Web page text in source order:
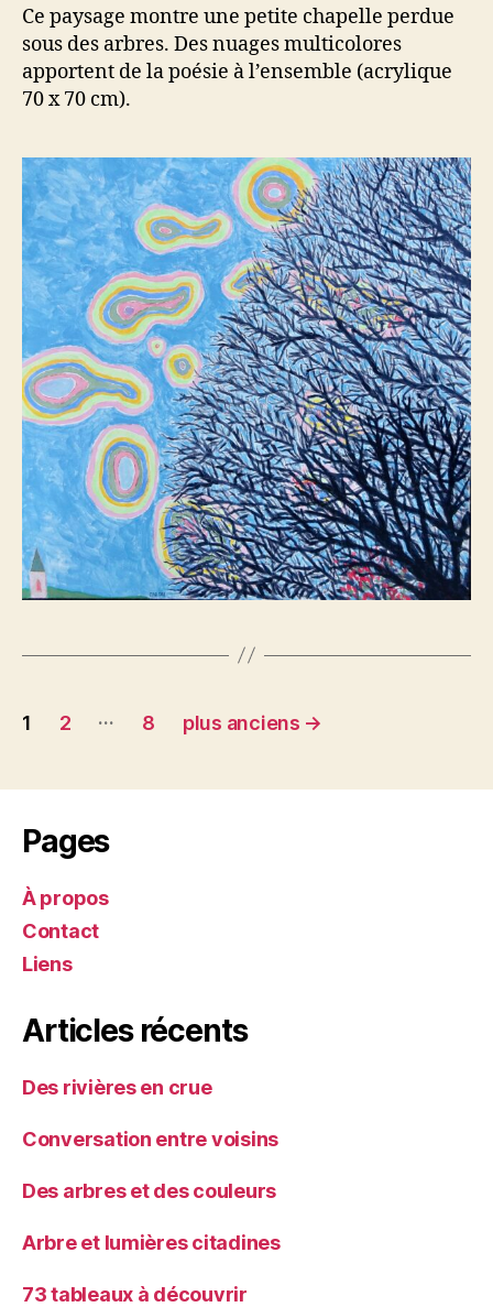
avec
des
arbres
Ce paysage montre une petite chapelle perdue
sous des arbres. Des nuages multicolores
apportent de la poésie à l’ensemble (acrylique
70 x 70 cm).
Pagination
publications
1 2 … 8 plus anciens →
Pages
À propos
Contact
Liens
Articles récents
Des rivières en crue
Conversation entre voisins
Des arbres et des couleurs
Arbre et lumières citadines
73 tableaux à découvrir